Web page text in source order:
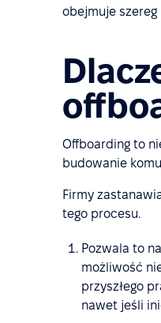
obejmuje
Offboarding to
budowanie
Firmy
tego procesu.
Pozwala to
możliwość
przyszłego
nawet jeśli